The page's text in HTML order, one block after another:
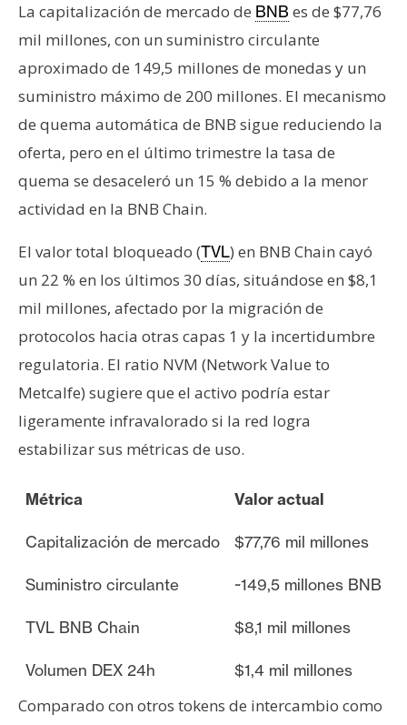
La capitalización de mercado de BNB es de $77,76
mil millones, con un suministro circulante
aproximado de 149,5 millones de monedas y un
suministro máximo de 200 millones. El mecanismo
de quema automática de BNB sigue reduciendo la
oferta, pero en el último trimestre la tasa de
quema se desaceleró un 15 % debido a la menor
actividad en la BNB Chain.
El valor total bloqueado (TVL) en BNB Chain cayó
un 22 % en los últimos 30 días, situándose en $8,1
mil millones, afectado por la migración de
protocolos hacia otras capas 1 y la incertidumbre
regulatoria. El ratio NVM (Network Value to
Metcalfe) sugiere que el activo podría estar
ligeramente infravalorado si la red logra
estabilizar sus métricas de uso.
Métrica Valor actual
Capitalización de mercado $77,76 mil millones
Suministro circulante ~149,5 millones BNB
TVL BNB Chain $8,1 mil millones
Volumen DEX 24h $1,4 mil millones
Comparado con otros tokens de intercambio como